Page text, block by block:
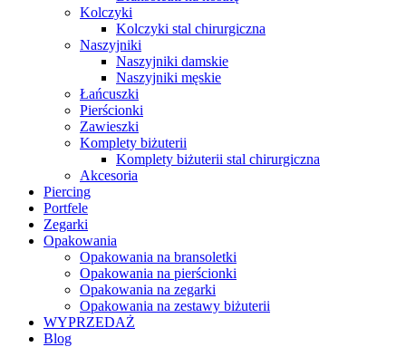
Kolczyki
Kolczyki stal chirurgiczna
Naszyjniki
Naszyjniki damskie
Naszyjniki męskie
Łańcuszki
Pierścionki
Zawieszki
Komplety biżuterii
Komplety biżuterii stal chirurgiczna
Akcesoria
Piercing
Portfele
Zegarki
Opakowania
Opakowania na bransoletki
Opakowania na pierścionki
Opakowania na zegarki
Opakowania na zestawy biżuterii
WYPRZEDAŻ
Blog